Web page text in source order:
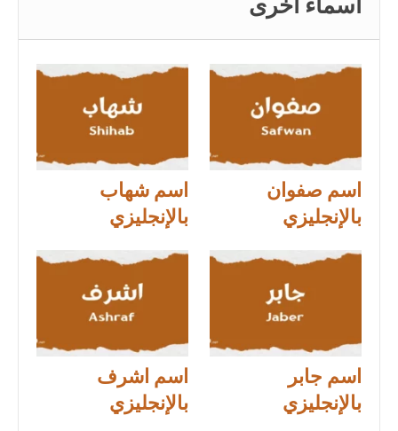
أسماء اخرى
اسم صفوان
بالإنجليزي
اسم شهاب
بالإنجليزي
اسم جابر
بالإنجليزي
اسم اشرف
بالإنجليزي